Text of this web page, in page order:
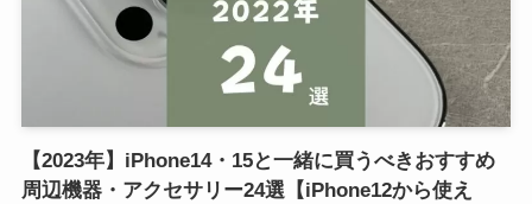
【2023年】iPhone14・15と一緒に買うべきおすすめ
周辺機器・アクセサリー24選【iPhone12から使え